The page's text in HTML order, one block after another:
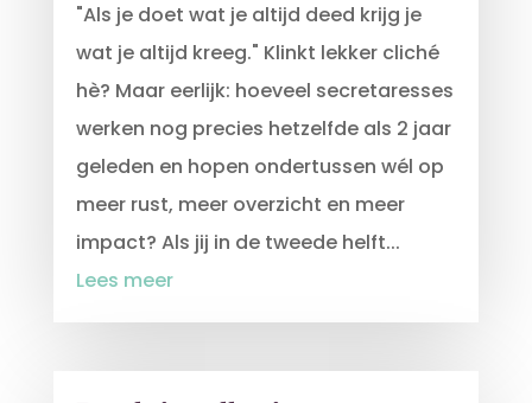
"Als je doet wat je altijd deed krijg je
wat je altijd kreeg." Klinkt lekker cliché
hè? Maar eerlijk: hoeveel secretaresses
werken nog precies hetzelfde als 2 jaar
geleden en hopen ondertussen wél op
meer rust, meer overzicht en meer
impact? Als jij in de tweede helft...
Lees meer